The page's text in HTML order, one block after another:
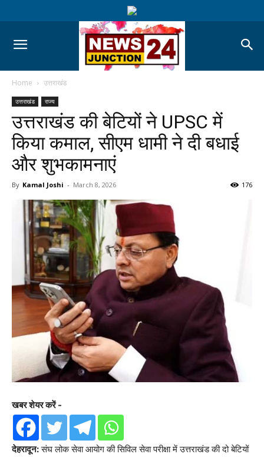
Home उत्तराखंड
उत्तराखंड राज्य
उत्तराखंड की बेटियों ने UPSC में
किया कमाल, सीएम धामी ने दी बधाई
और शुभकामनाएं
By Kamal Joshi - March 8, 2026 176
खबर शेयर करें -
देहरादून:संघ लोक सेवा आयोग की सिविल सेवा परीक्षा में उत्तराखंड की दो बेटियों